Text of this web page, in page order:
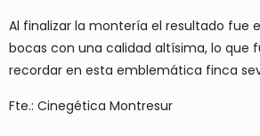
Al finalizar la montería el resultado fue
bocas con una calidad altísima, lo que
recordar en esta emblemática finca
Fte.: Cinegética Montresur